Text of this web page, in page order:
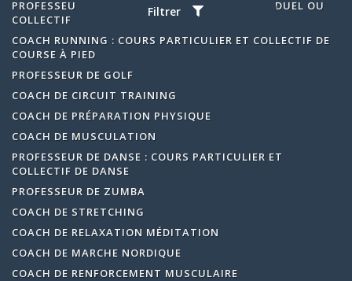
Filtrer
PROFESSEUR DE YOGA : COURS DE YOGA INDIVIDUEL OU
COLLECTIF
COACH RUNNING : COURS PARTICULIER ET COLLECTIF DE
COURSE À PIED
PROFESSEUR DE GOLF
COACH DE CIRCUIT TRAINING
COACH DE PRÉPARATION PHYSIQUE
COACH DE MUSCULATION
PROFESSEUR DE DANSE : COURS PARTICULIER ET
COLLECTIF DE DANSE
PROFESSEUR DE ZUMBA
COACH DE STRETCHING
COACH DE RELAXATION MÉDITATION
COACH DE MARCHE NORDIQUE
COACH DE RENFORCEMENT MUSCULAIRE